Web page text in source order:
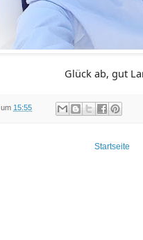
Glück ab, gut
um 15:55
Startseite